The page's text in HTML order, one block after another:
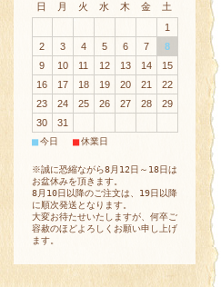
日 月 火 水 木 金
土
1
2
3 4 5 6 7
8
9
10 11 12 13 14
15
16
17 18 19 20 21
22
23
24 25 26 27 28
29
30
31
■今日 ■休業日
※誠に恐縮ながら8月12日～18日は
お盆休みを頂きます。
8月10日以降のご注文は、19日以降
に順次発送となります。
大変お待たせいたしますが、何卒ご
容赦のほどよろしくお願い申し上げ
ます。